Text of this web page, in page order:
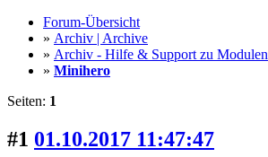
Forum-Übersicht
» Archiv | Archive
» Archiv - Hilfe & Support zu Modulen
» Minihero
Seiten: 1
#1 01.10.2017 11:47:47